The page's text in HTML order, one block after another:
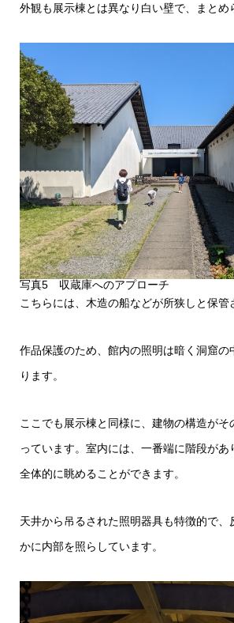
外観も展示棟とは異なり白い壁で、まとめ
写真5 収蔵庫へのアプローチ
こちらには、木造の船などが所狭しと保管
作品保護のため、館内の照明は暗く洞窟の
ります。
ここでも展示棟と同様に、建物の構造がそ
っています。室内には、一番端に階段があ
全体的に眺めることができます。
天井から吊るされた照明器具も特徴的で、
かに内部を照らしています。